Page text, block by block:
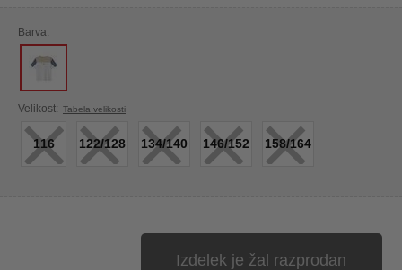
Barva:
Velikost: Tabela velikosti
116
× 122/128
× 134/140
× 146/152
× 158/164
×
Izdelek je žal razprodan